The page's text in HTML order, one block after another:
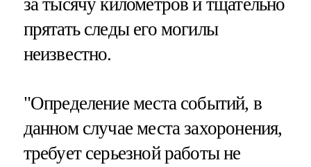
прятать следы его могилы
неизвестно.
"Определение места событий, в
данном случае места захоронения,
требует серьезной работы не